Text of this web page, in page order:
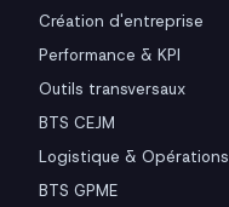
Création d'entreprise
Performance & KPI
Outils transversaux
BTS CEJM
Logistique & Opérations
BTS GPME